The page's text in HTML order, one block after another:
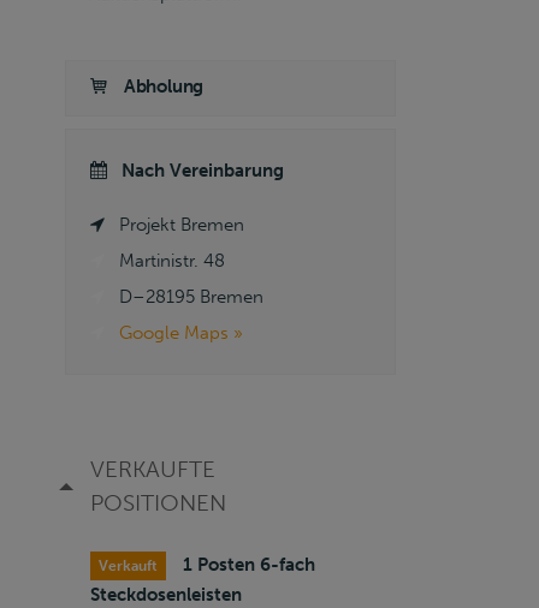
Abholung
Nach Vereinbarung
Projekt Bremen
Martinistr. 48
D–28195 Bremen
Google Maps »
VERKAUFTE
POSITIONEN
Verkauft
1 Posten 6-fach
Steckdosenleisten